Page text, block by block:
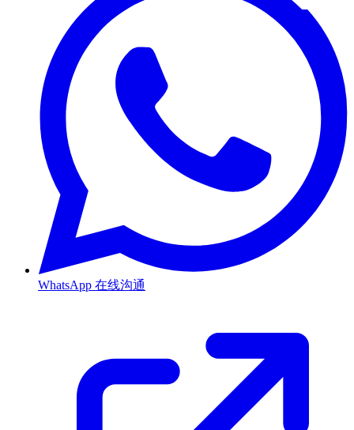
WhatsApp 在线沟通